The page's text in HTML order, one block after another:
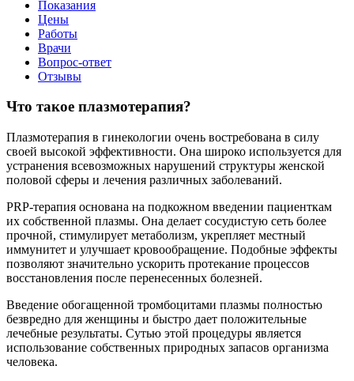
Показания
Цены
Работы
Врачи
Вопрос-ответ
Отзывы
Что такое плазмотерапия?
Плазмотерапия в гинекологии очень востребована в силу
своей высокой эффективности. Она широко используется для
устранения всевозможных нарушений структуры женской
половой сферы и лечения различных заболеваний.
PRP-терапия основана на подкожном введении пациенткам
их собственной плазмы. Она делает сосудистую сеть более
прочной, стимулирует метаболизм, укрепляет местный
иммунитет и улучшает кровообращение. Подобные эффекты
позволяют значительно ускорить протекание процессов
восстановления после перенесенных болезней.
Введение обогащенной тромбоцитами плазмы полностью
безвредно для женщины и быстро дает положительные
лечебные результаты. Сутью этой процедуры является
использование собственных природных запасов организма
человека.